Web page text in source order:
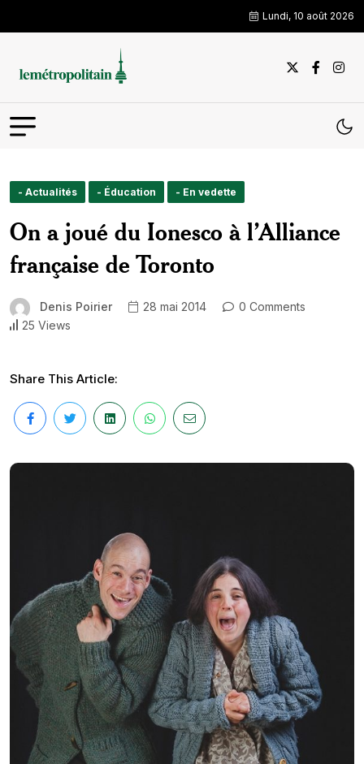
Lundi, 10 août 2026
- Actualités - Éducation - En vedette
On a joué du Ionesco à l’Alliance
française de Toronto
Denis Poirier 28 mai 2014
0 Comments
25 Views
Share This Article: